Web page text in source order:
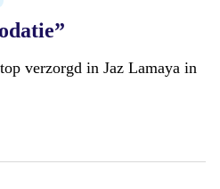
verzorgd in Jaz Lamaya in